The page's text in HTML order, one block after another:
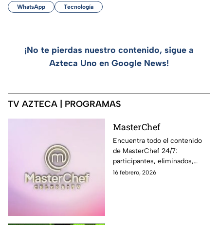
WhatsApp Tecnología
¡No te pierdas nuestro contenido, sigue a
Azteca Uno en Google News!
TV AZTECA | PROGRAMAS
MasterChef
Encuentra todo el contenido
de MasterChef 24/7:
participantes, eliminados,
momentos exclusivos, últimas
16 febrero, 2026